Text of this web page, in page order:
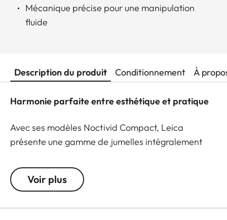
Mécanique précise pour une manipulation
fluide
Description du produit Conditionnement À
Harmonie parfaite entre esthétique et pratique
Avec ses modèles Noctivid Compact, Leica
présente une gamme de jumelles intégralement
performance maximale“ que les ingénieurs ont
développé une nouvelle génération de jumelles
Voir plus